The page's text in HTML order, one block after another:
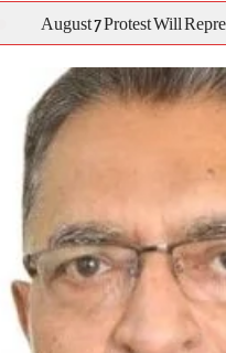
August 7 Protest